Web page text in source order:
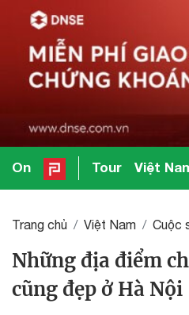
On Tour Việt
Trang chủ Việt Nam Cuộc
Những địa điểm
cũng đẹp ở Hà Nội